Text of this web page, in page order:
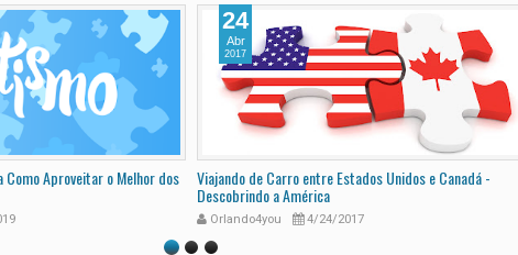
Aproveitar o Melhor dos
24
Abr
2017
Viajando de Carro entre Estados Unidos e Canadá -
Descobrindo a América
Orlando4you 4/24/2017